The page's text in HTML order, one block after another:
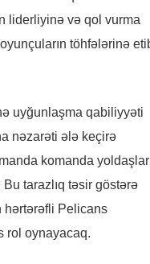
liderliyinə və qol vurma
töhfələrinə
uyğunlaşma qabiliyyəti
nəzarəti ələ keçirə
komanda
tarazlıq təsir göstərə
hərtərəfli Pelicans
rol oynayacaq.